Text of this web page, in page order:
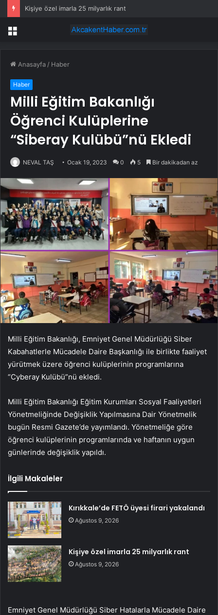
Kişiye özel imarla 25 milyarlık rant
Menü
Anasayfa / Haber
Haber
Milli Eğitim Bakanlığı
Öğrenci Kulüplerine
“Siberay Kulübü”nü Ekledi
NEVAL TAŞ Ocak 19, 2023 0 5 Bir dakikadan az
Milli Eğitim Bakanlığı, Emniyet Genel Müdürlüğü Siber
Kabahatlerle Mücadele Daire Başkanlığı ile birlikte faaliyet
yürütmek üzere öğrenci kulüplerinin programlarına
“Cyberay Kulübü”nü ekledi.
Milli Eğitim Bakanlığı Eğitim Kurumları Sosyal Faaliyetleri
Yönetmeliğinde Değişiklik Yapılmasına Dair Yönetmelik
bugün Resmi Gazete’de yayımlandı. Yönetmeliğe göre
öğrenci kulüplerinin programlarında ve haftanın uygun
günlerinde değişiklik yapıldı.
İlgili Makaleler
Kırıkkale’de FETÖ üyesi firari yakalandı
Ağustos 9, 2026
Kişiye özel imarla 25 milyarlık rant
Ağustos 9, 2026
Emniyet Genel Müdürlüğü Siber Hatalarla Mücadele Daire